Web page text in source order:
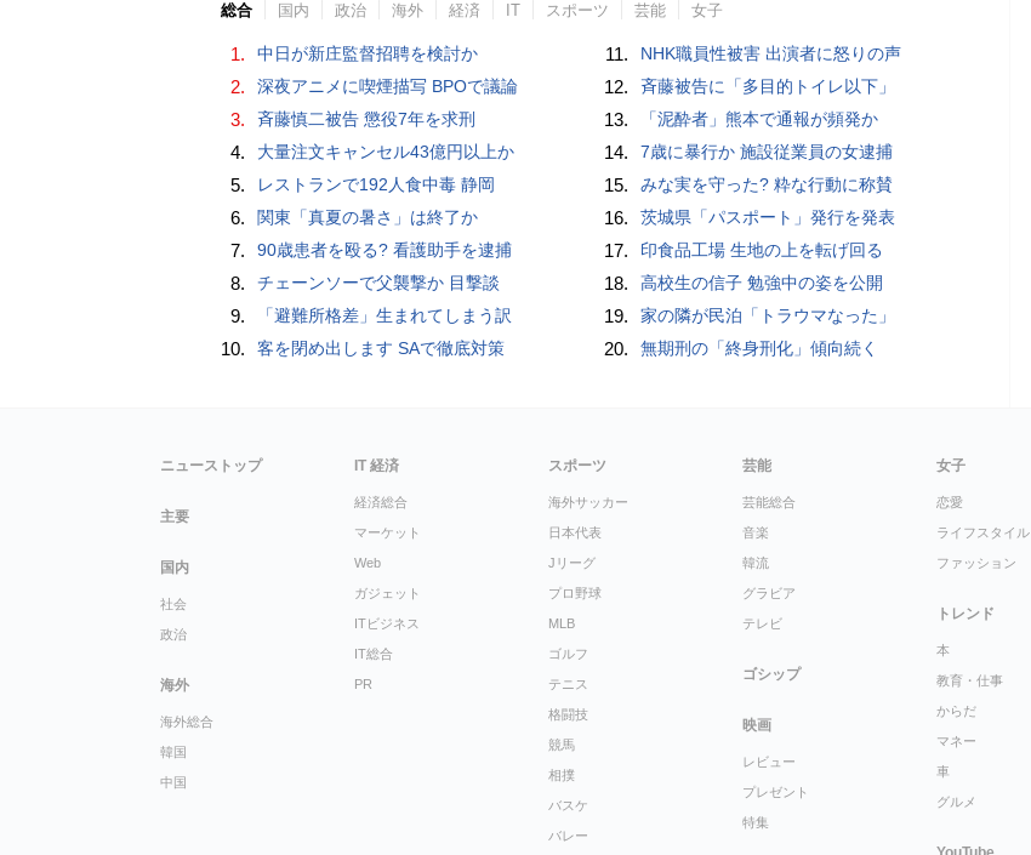
総合 国内 政治 海外 経済 IT スポーツ 芸能 女子
1. 中日が新庄監督招聘を検討か
2. 深夜アニメに喫煙描写 BPOで議論
3. 斉藤慎二被告 懲役7年を求刑
4. 大量注文キャンセル43億円以上か
5. レストランで192人食中毒 静岡
6. 関東「真夏の暑さ」は終了か
7. 90歳患者を殴る? 看護助手を逮捕
8. チェーンソーで父襲撃か 目撃談
9. 「避難所格差」生まれてしまう訳
10. 客を閉め出します SAで徹底対策
11. NHK職員性被害 出演者に怒りの声
12. 斉藤被告に「多目的トイレ以下」
13. 「泥酔者」熊本で通報が頻発か
14. 7歳に暴行か 施設従業員の女逮捕
15. みな実を守った? 粋な行動に称賛
16. 茨城県「パスポート」発行を発表
17. 印食品工場 生地の上を転げ回る
18. 高校生の信子 勉強中の姿を公開
19. 家の隣が民泊「トラウマなった」
20. 無期刑の「終身刑化」傾向続く
ニューストップ
主要
国内
社会
政治
海外
海外総合
韓国
中国
IT 経済
経済総合
マーケット
Web
ガジェット
ITビジネス
IT総合
PR
スポーツ
海外サッカー
日本代表
Jリーグ
プロ野球
MLB
ゴルフ
テニス
格闘技
競馬
相撲
バスケ
バレー
芸能
芸能総合
音楽
韓流
グラビア
テレビ
ゴシップ
映画
レビュー
プレゼント
特集
女子
恋愛
ライフスタイル
ファッション
トレンド
本
教育・仕事
からだ
マネー
車
グルメ